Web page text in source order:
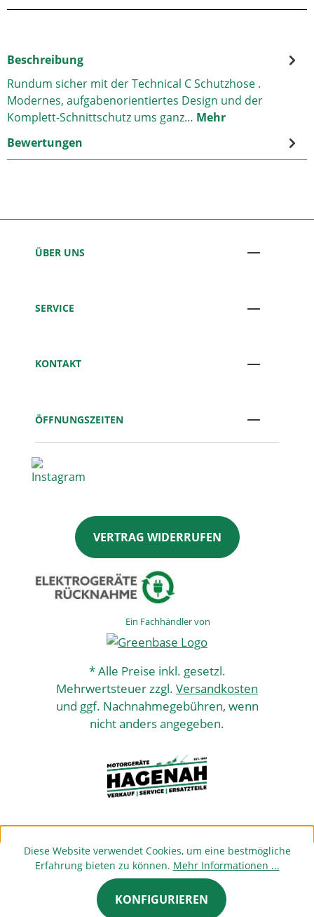
Beschreibung
Rundum sicher mit der Technical C Schutzhose .
Modernes, aufgabenorientiertes Design und der
Komplett-Schnittschutz ums ganz… Mehr
Bewertungen
ÜBER UNS
SERVICE
KONTAKT
ÖFFNUNGSZEITEN
VERTRAG WIDERRUFEN
Ein Fachhändler von
* Alle Preise inkl. gesetzl.
Mehrwertsteuer zzgl. Versandkosten
und ggf. Nachnahmegebühren, wenn
nicht anders angegeben.
Diese Website verwendet Cookies, um eine bestmögliche
Erfahrung bieten zu können. Mehr Informationen ...
KONFIGURIEREN